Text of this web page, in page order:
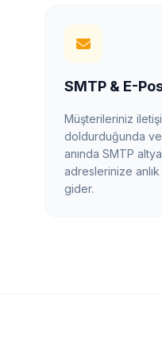
SMTP & E-
Müşterileriniz
doldurduğunda
anında SMTP
adreslerinize
gider.